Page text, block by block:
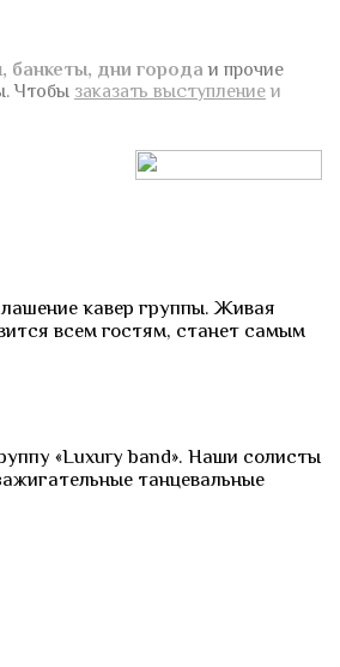
банкеты, дни города и прочие
Чтобы заказать выступлениеи
кавер группы. Живая
всем гостям, станет самым
«Luxury band». Наши солисты
танцевальные